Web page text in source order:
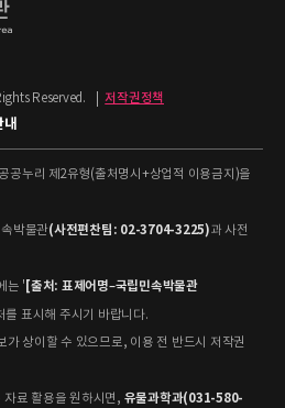
Reserved.
저작권정책
내
공누리 제2유형(출처명시+상업적 이용금지)을
박물관(사전편찬팀: 02-3704-3225)과 사전
는 ' [출처: 표제어명–국립민속박물관
를 표시해 주시기 바랍니다.
가 상이할 수 있으므로, 이용 전 반드시 저작권
자료 활용을 원하시면, 유물과학과(031-580-